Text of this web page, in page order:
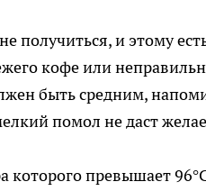
получиться, и этому
кофе или
быть средним,
помол не даст
которого превышает